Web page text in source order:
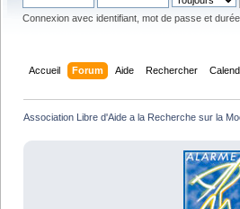
Connexion avec identifiant, mot de passe et
Accueil Forum Aide Rechercher
Association Libre d'Aide a la Recherche sur la